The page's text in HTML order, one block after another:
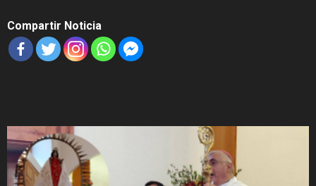
Compartir Noticia